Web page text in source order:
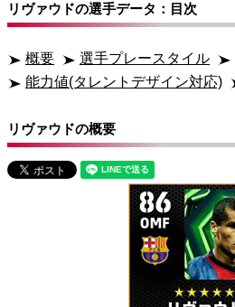
リヴァウドの選手データ：目次
概要 選手プレースタイル
能力値(タレントデザイン対応)
リヴァウドの概要